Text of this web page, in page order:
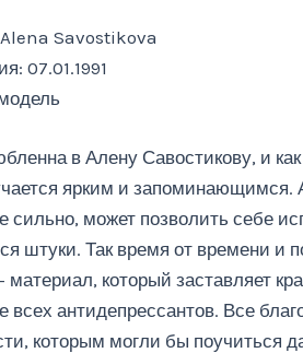
Savostikova
07.01.1991
в Алену Савостикову, и
ярким и запоминающимся.
сильно, может позволить себе
штуки. Так время от времени и
материал, который заставляет
всех антидепрессантов. Все
которым могли бы поучиться